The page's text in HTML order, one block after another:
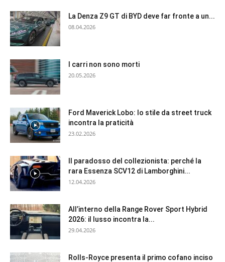
La Denza Z9 GT di BYD deve far fronte a un...
08.04.2026
I carri non sono morti
20.05.2026
Ford Maverick Lobo: lo stile da street truck
incontra la praticità
23.02.2026
Il paradosso del collezionista: perché la
rara Essenza SCV12 di Lamborghini...
12.04.2026
All’interno della Range Rover Sport Hybrid
2026: il lusso incontra la...
29.04.2026
Rolls-Royce presenta il primo cofano inciso